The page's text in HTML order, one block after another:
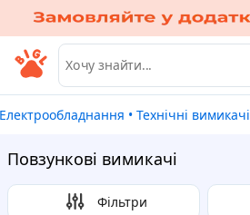
Електрообладнання • Технічні вимикачі
Повзункові вимикачі
Фільтри